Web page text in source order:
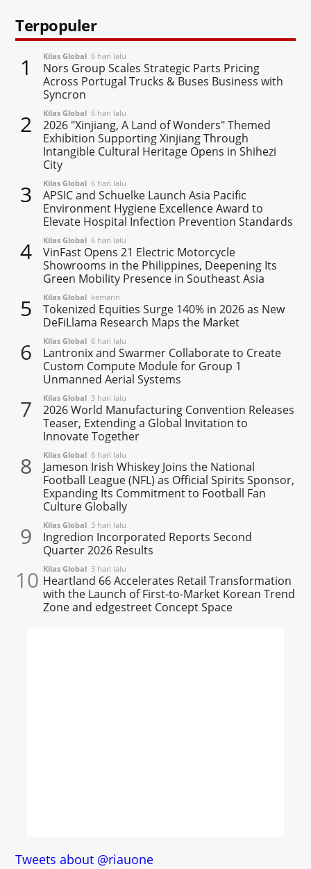
Terpopuler
1 Kilas Global 6 hari lalu
Nors Group Scales Strategic Parts Pricing
Across Portugal Trucks & Buses Business with
Syncron
2 Kilas Global 6 hari lalu
2026 "Xinjiang, A Land of Wonders" Themed
Exhibition Supporting Xinjiang Through
Intangible Cultural Heritage Opens in Shihezi
City
3 Kilas Global 6 hari lalu
APSIC and Schuelke Launch Asia Pacific
Environment Hygiene Excellence Award to
Elevate Hospital Infection Prevention Standards
4 Kilas Global 6 hari lalu
VinFast Opens 21 Electric Motorcycle
Showrooms in the Philippines, Deepening Its
Green Mobility Presence in Southeast Asia
5 Kilas Global kemarin
Tokenized Equities Surge 140% in 2026 as New
DeFiLlama Research Maps the Market
6 Kilas Global 6 hari lalu
Lantronix and Swarmer Collaborate to Create
Custom Compute Module for Group 1
Unmanned Aerial Systems
7 Kilas Global 3 hari lalu
2026 World Manufacturing Convention Releases
Teaser, Extending a Global Invitation to
Innovate Together
8 Kilas Global 6 hari lalu
Jameson Irish Whiskey Joins the National
Football League (NFL) as Official Spirits Sponsor,
Expanding Its Commitment to Football Fan
Culture Globally
9 Kilas Global 3 hari lalu
Ingredion Incorporated Reports Second
Quarter 2026 Results
10 Kilas Global 3 hari lalu
Heartland 66 Accelerates Retail Transformation
with the Launch of First-to-Market Korean Trend
Zone and edgestreet Concept Space
Tweets about @riauone